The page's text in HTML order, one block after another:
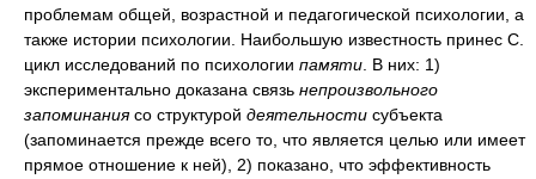
проблемам общей, возрастной и педагогической психологии, а
также истории психологии. Наибольшую известность принес С.
цикл исследований по психологии памяти . В них: 1)
экспериментально доказана связь непроизвольного
запоминаниясо структурой деятельности субъекта
(запоминается прежде всего то, что является целью или имеет
прямое отношение к ней), 2) показано, что эффективность